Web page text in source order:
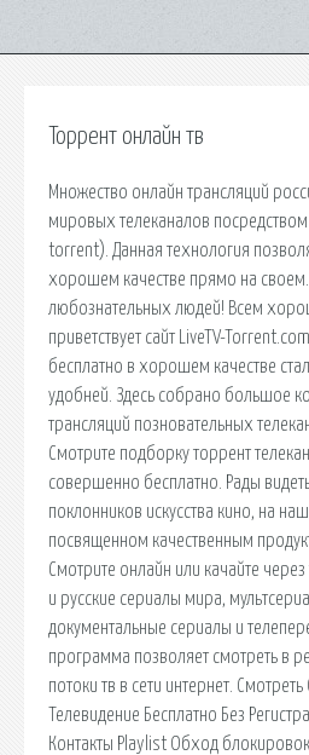
Торрент онлайн тв
Множество онлайн трансляций
мировых телеканалов
torrent). Данная технология
хорошем качестве прямо на
любознательных людей! Всем
приветствует сайт LiveTV-
бесплатно в хорошем качестве
удобней. Здесь собрано большое
трансляций позновательных
Смотрите подборку торрент
совершенно бесплатно. Рады
поклонников искусства кино, на
посвященном качественным
Смотрите онлайн или качайте
и русские сериалы мира,
документальные сериалы и
программа позволяет смотреть в
потоки тв в сети интернет.
Телевидение Бесплатно Без
Контакты Playlist Обход